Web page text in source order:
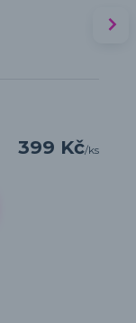
399 Kč/ks